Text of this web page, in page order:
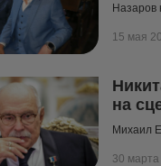
Назаров
15 мая
на
Михаил
30